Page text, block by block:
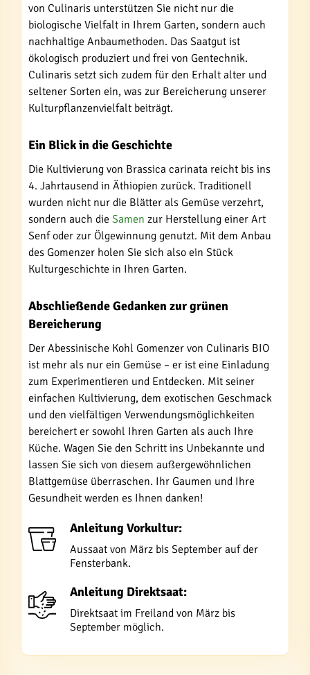
von Culinaris unterstützen Sie nicht nur die
biologische Vielfalt in Ihrem Garten, sondern auch
nachhaltige Anbaumethoden. Das Saatgut ist
ökologisch produziert und frei von Gentechnik.
Culinaris setzt sich zudem für den Erhalt alter und
seltener Sorten ein, was zur Bereicherung unserer
Kulturpflanzenvielfalt beiträgt.
Ein Blick in die Geschichte
Die Kultivierung von Brassica carinata reicht bis ins
4. Jahrtausend in Äthiopien zurück. Traditionell
wurden nicht nur die Blätter als Gemüse verzehrt,
sondern auch die Samen zur Herstellung einer Art
Senf oder zur Ölgewinnung genutzt. Mit dem Anbau
des Gomenzer holen Sie sich also ein Stück
Kulturgeschichte in Ihren Garten.
Abschließende Gedanken zur grünen
Bereicherung
Der Abessinische Kohl Gomenzer von Culinaris BIO
ist mehr als nur ein Gemüse – er ist eine Einladung
zum Experimentieren und Entdecken. Mit seiner
einfachen Kultivierung, dem exotischen Geschmack
und den vielfältigen Verwendungsmöglichkeiten
bereichert er sowohl Ihren Garten als auch Ihre
Küche. Wagen Sie den Schritt ins Unbekannte und
lassen Sie sich von diesem außergewöhnlichen
Blattgemüse überraschen. Ihr Gaumen und Ihre
Gesundheit werden es Ihnen danken!
Anleitung Vorkultur:
Aussaat von März bis September auf der
Fensterbank.
Anleitung Direktsaat:
Direktsaat im Freiland von März bis
September möglich.